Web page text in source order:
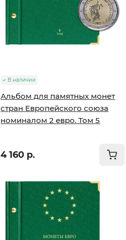
В наличии
Альбом для памятных монет
стран Европейского союза
номиналом 2 евро. Том 5
4 160 р.